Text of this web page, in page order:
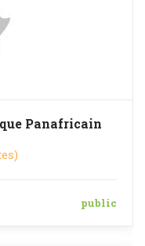
Panafricain
public